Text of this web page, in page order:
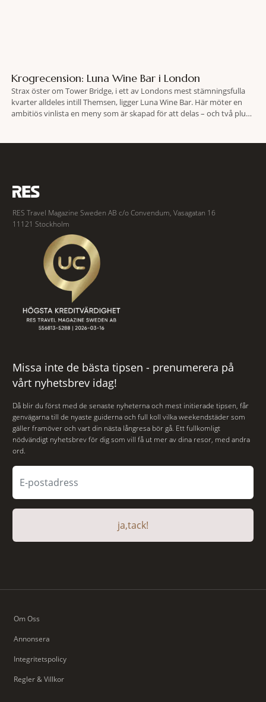
Krogrecension: Luna Wine Bar i London
Strax öster om Tower Bridge, i ett av Londons mest stämningsfulla
kvarter alldeles intill Themsen, ligger Luna Wine Bar. Här möter en
ambitiös vinlista en meny som är skapad för att delas – och två plus
RES Travel Magazine Sweden AB c/o Convendum, Vasagatan 16
11121 Stockholm
Missa inte de bästa tipsen - prenumerera på
vårt nyhetsbrev idag!
Då blir du först med de senaste nyheterna och mest initierade tipsen, får
genvägarna till de nyaste guiderna och full koll vilka weekendstäder som
gäller framöver och vart din nästa långresa bör gå. Ett fullkomligt
nödvändigt nyhetsbrev för dig som vill få ut mer av dina resor, med andra
ord.
ja,tack!
Om Oss
Annonsera
Integritetspolicy
Regler & Villkor